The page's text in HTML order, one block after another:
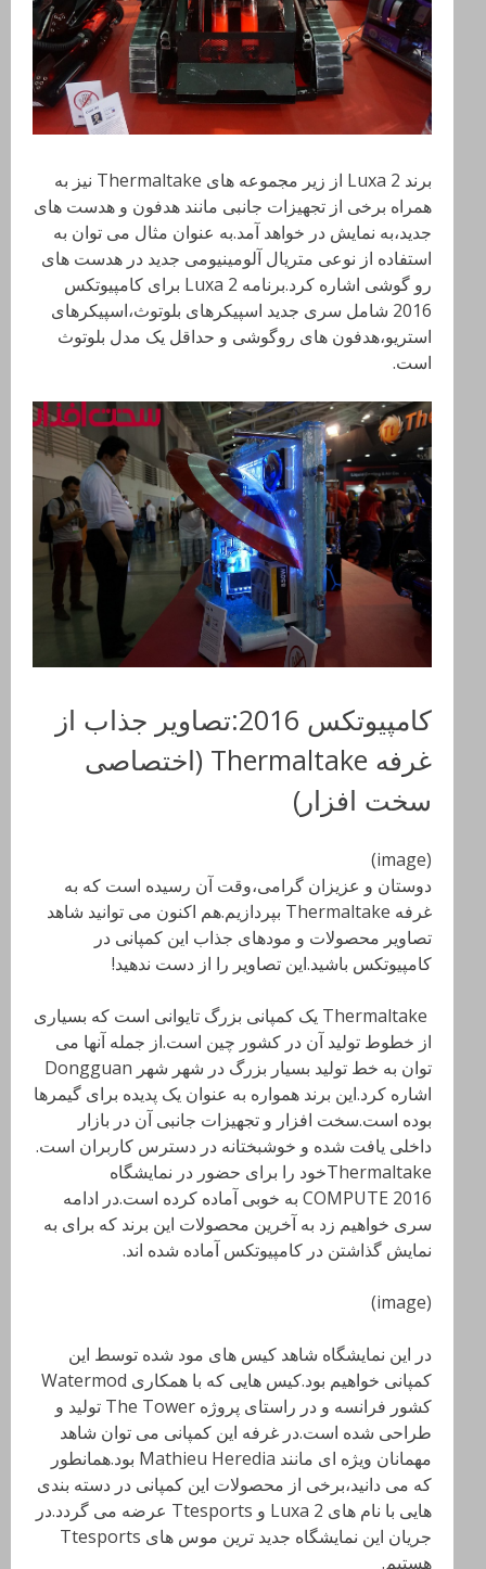
برند Luxa 2 از زیر مجموعه های Thermaltake نیز به
همراه برخی از تجهیزات جانبی مانند هدفون و هدست های
جدید،به نمایش در خواهد آمد.به عنوان مثال می توان به
استفاده از نوعی متریال آلومینیومی جدید در هدست های
رو گوشی اشاره کرد.برنامه Luxa 2 برای کامپیوتکس
2016 شامل سری جدید اسپیکرهای بلوتوث،اسپیکرهای
استریو،هدفون های روگوشی و حداقل یک مدل بلوتوث
است.
کامپیوتکس 2016:تصاویر جذاب از
غرفه Thermaltake (اختصاصی
سخت افزار)
(image)
دوستان و عزیزان گرامی،وقت آن رسیده است که به
غرفه Thermaltake بپردازیم.هم اکنون می توانید شاهد
تصاویر محصولات و مودهای جذاب این کمپانی در
کامپیوتکس باشید.این تصاویر را از دست ندهید!
یک کمپانی بزرگ تایوانی است که بسیاری
از خطوط تولید آن در کشور چین است.از جمله آنها می
توان به خط تولید بسیار بزرگ در شهر شهر Dongguan
اشاره کرد.این برند همواره به عنوان یک پدیده برای گیمرها
بوده است.سخت افزار و تجهیزات جانبی آن در بازار
داخلی یافت شده و خوشبختانه در دسترس کاربران است.
Thermaltakeخود را برای حضور در نمایشگاه
COMPUTE 2016 به خوبی آماده کرده است.در ادامه
سری خواهیم زد به آخرین محصولات این برند که برای به
نمایش گذاشتن در کامپیوتکس آماده شده اند.
(image)
در این نمایشگاه شاهد کیس های مود شده توسط این
کمپانی خواهیم بود.کیس هایی که با همکاری Watermod
کشور فرانسه و در راستای پروژه The Tower تولید و
طراحی شده است.در غرفه این کمپانی می توان شاهد
مهمانان ویژه ای مانند Mathieu Heredia بود.همانطور
که می دانید،برخی از محصولات این کمپانی در دسته بندی
هایی با نام های Luxa 2 و Ttesports عرضه می گردد.در
جریان این نمایشگاه جدید ترین موس های Ttesports
هستیم.